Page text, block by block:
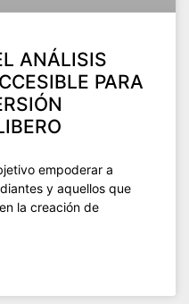
ANÁLISIS
PARA
empoderar a
y aquellos que
la creación de